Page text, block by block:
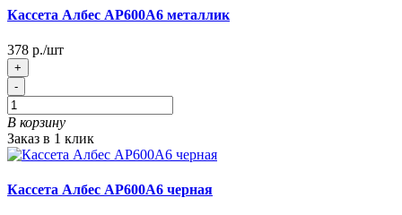
Кассета Албес АР600А6 металлик
378 р./шт
+
-
В корзину
Заказ в 1 клик
Кассета Албес АР600А6 черная